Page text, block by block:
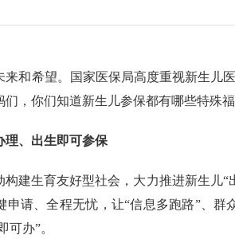
来和希望。国家医保局高度重视新生儿
们，你们知道新生儿参保都有哪些特殊
理、出生即可参保
构建生育友好型社会，大力推进新生儿
申请、全程无忧，让“信息多跑路”、
可办”。